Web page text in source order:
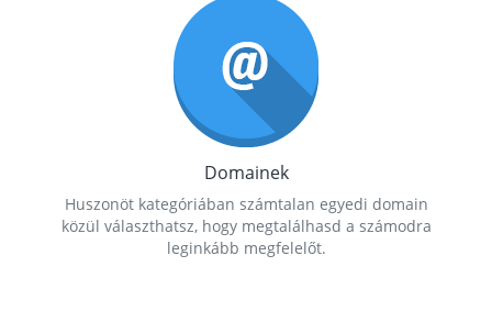
Domainek
Huszonöt kategóriában számtalan egyedi domain
közül választhatsz, hogy megtalálhasd a számodra
leginkább megfelelőt.